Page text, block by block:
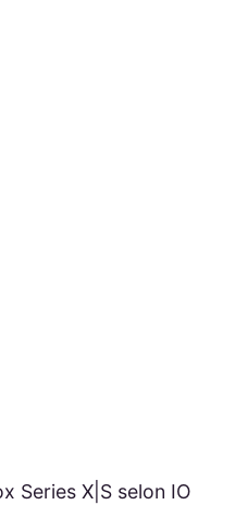
Series X|S selon IO